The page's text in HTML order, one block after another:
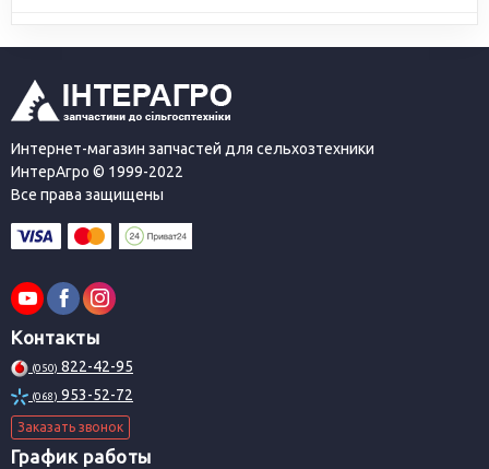
Интернет-магазин запчастей для сельхозтехники
ИнтерАгро © 1999-2022
Все права защищены
Контакты
(050) 822-42-95
(068) 953-52-72
Заказать звонок
График работы